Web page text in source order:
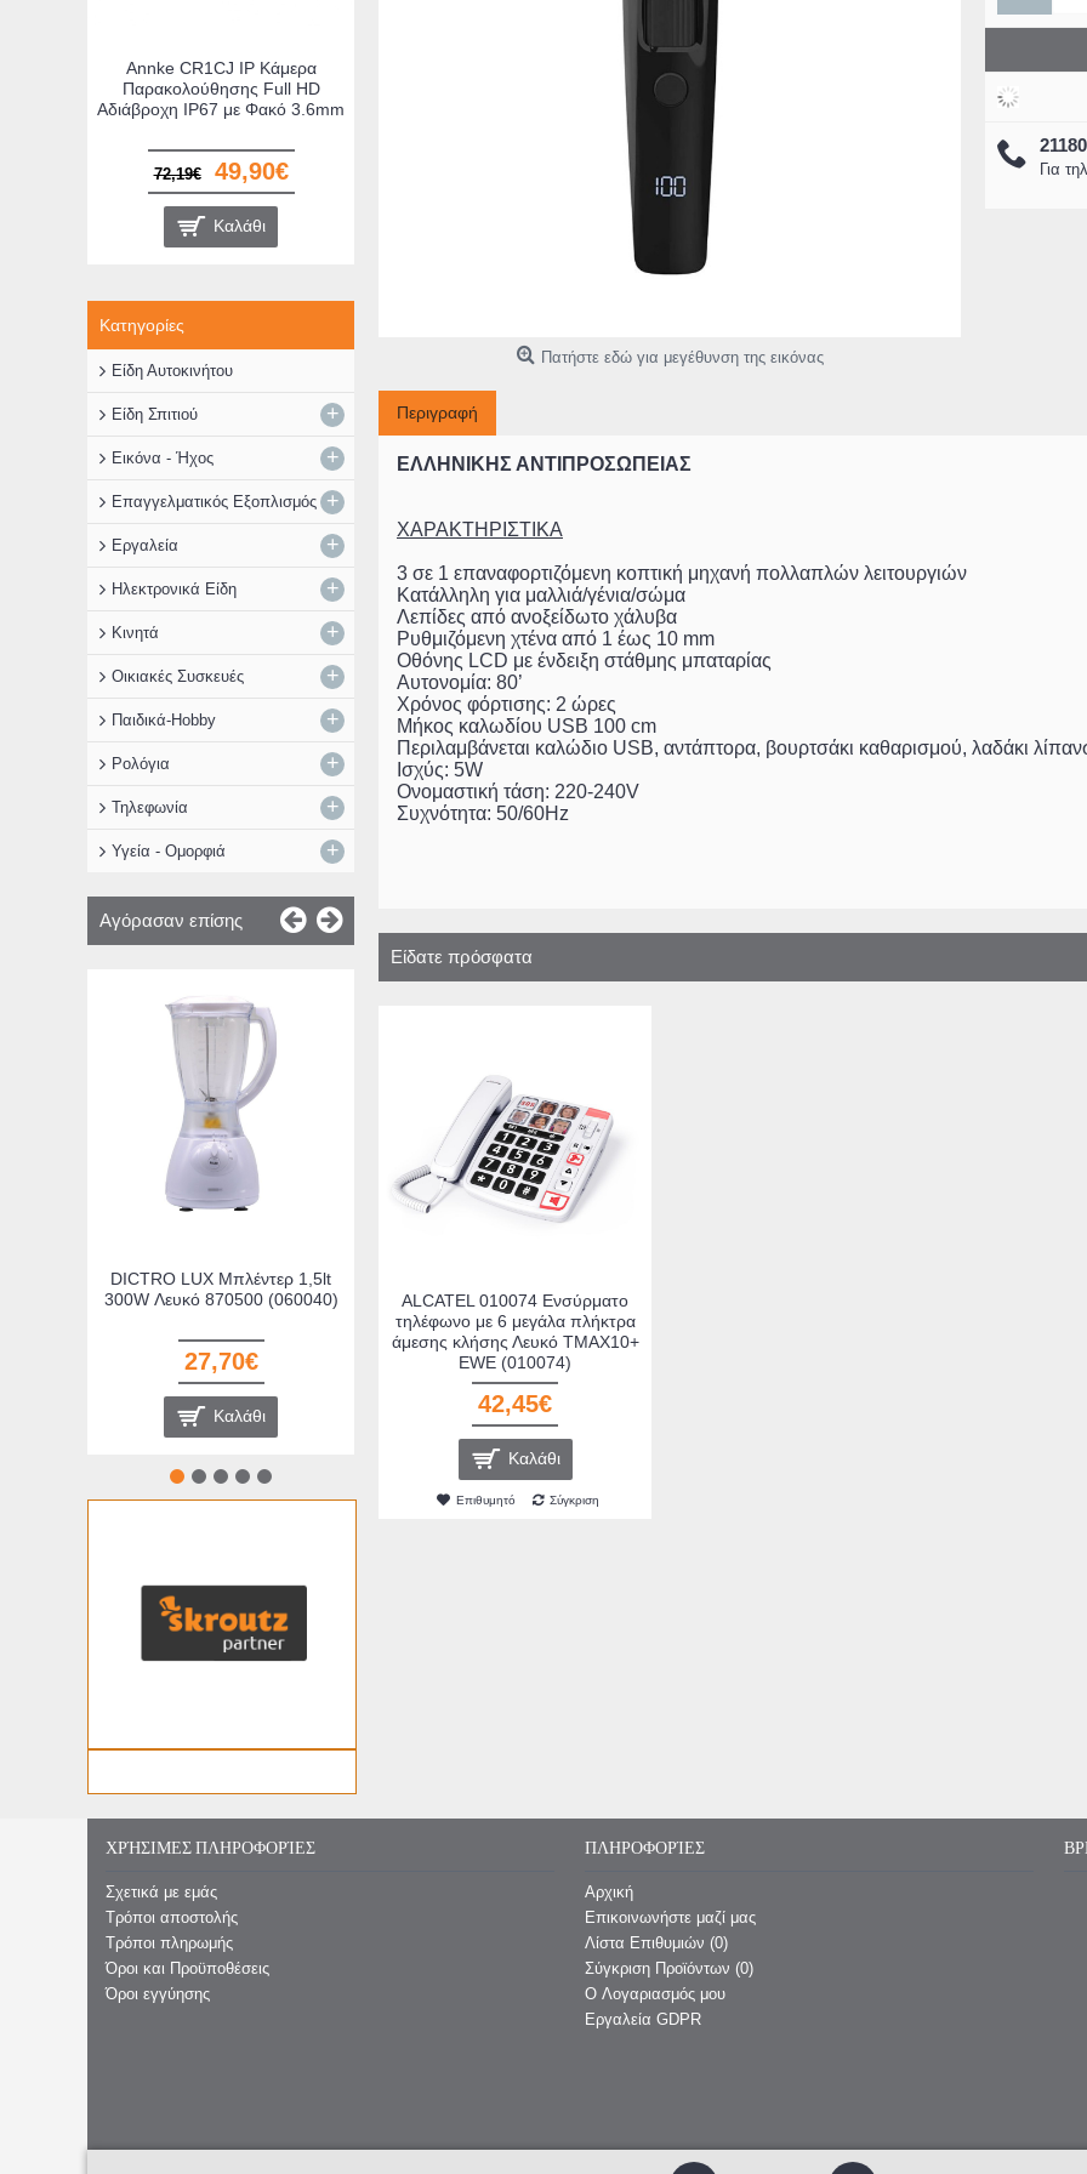
Annke CR1CJ IP Κάμερα
Παρακολούθησης Full HD
Αδιάβροχη ΙΡ67 με Φακό 3.6mm
72,19€ 49,90€
Καλάθι
Κατηγορίες
Είδη Αυτοκινήτου
Είδη Σπιτιού +
Εικόνα - Ήχος +
Επαγγελματικός Εξοπλισμός +
Εργαλεία +
Ηλεκτρονικά Είδη +
Κινητά +
Οικιακές Συσκευές +
Παιδικά-Hobby +
Ρολόγια +
Τηλεφωνία +
Υγεία - Ομορφιά +
Αγόρασαν επίσης
DICTRO LUX Μπλέντερ 1,5lt
300W Λευκό 870500 (060040)
27,70€
Καλάθι
339,00€
Καλάθι
Πατήστε εδώ για μεγέθυνση της εικόνας
Για
Περιγραφή
ΕΛΛΗΝΙΚΗΣ ΑΝΤΙΠΡΟΣΩΠΕΙΑΣ
ΧΑΡΑΚΤΗΡΙΣΤΙΚΑ
3 σε 1 επαναφορτιζόμενη κοπτική μηχανή πολλαπλών λειτουργιών
Κατάλληλη για μαλλιά/γένια/σώμα
Λεπίδες από ανοξείδωτο χάλυβα
Ρυθμιζόμενη χτένα από 1 έως 10 mm
Οθόνης LCD με ένδειξη στάθμης μπαταρίας
Αυτονομία: 80’
Χρόνος φόρτισης: 2 ώρες
Μήκος καλωδίου USB 100 cm
Περιλαμβάνεται καλώδιο USB, αντάπτορα, βουρτσάκι καθαρισμού, λαδάκι
Ισχύς: 5W
Ονομαστική τάση: 220-240V
Συχνότητα: 50/60Hz
Είδατε πρόσφατα
ALCATEL 010074 Ενσύρματο
τηλέφωνο με 6 μεγάλα πλήκτρα
άμεσης κλήσης Λευκό TMAX10+
EWE (010074)
42,45€
Καλάθι
Επιθυμητό Σύγκριση
ΧΡΉΣΙΜΕΣ ΠΛΗΡΟΦΟΡΊΕΣ
Σχετικά με εμάς
Τρόποι αποστολής
Τρόποι πληρωμής
Όροι και Προϋποθέσεις
Όροι εγγύησης
ΠΛΗΡΟΦΟΡΊΕΣ
Αρχική
Επικοινωνήστε μαζί μας
Λίστα Επιθυμιών (0)
Σύγκριση Προϊόντων (0)
O Λογαριασμός μου
Εργαλεία GDPR